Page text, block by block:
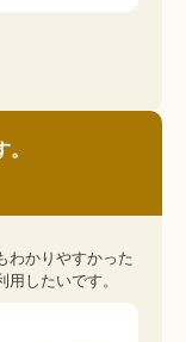
わかりやすかった
したいです。